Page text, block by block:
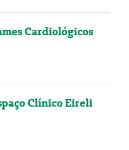
Cardiológicos
Clínico Eireli